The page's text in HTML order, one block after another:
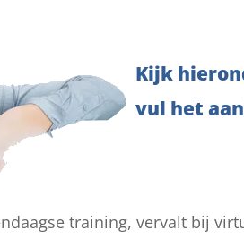
Kijk
vul het
training, vervalt bij